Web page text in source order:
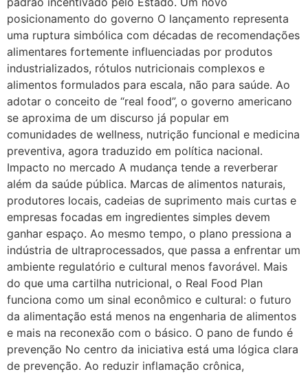
posicionamento do governo O lançamento representa
uma ruptura simbólica com décadas de recomendações
alimentares fortemente influenciadas por produtos
industrializados, rótulos nutricionais complexos e
alimentos formulados para escala, não para saúde. Ao
adotar o conceito de “real food”, o governo americano
se aproxima de um discurso já popular em
comunidades de wellness, nutrição funcional e medicina
preventiva, agora traduzido em política nacional.
Impacto no mercado A mudança tende a reverberar
além da saúde pública. Marcas de alimentos naturais,
produtores locais, cadeias de suprimento mais curtas e
empresas focadas em ingredientes simples devem
ganhar espaço. Ao mesmo tempo, o plano pressiona a
indústria de ultraprocessados, que passa a enfrentar um
ambiente regulatório e cultural menos favorável. Mais
do que uma cartilha nutricional, o Real Food Plan
funciona como um sinal econômico e cultural: o futuro
da alimentação está menos na engenharia de alimentos
e mais na reconexão com o básico. O pano de fundo é
prevenção No centro da iniciativa está uma lógica clara
de prevenção. Ao reduzir inflamação crônica,